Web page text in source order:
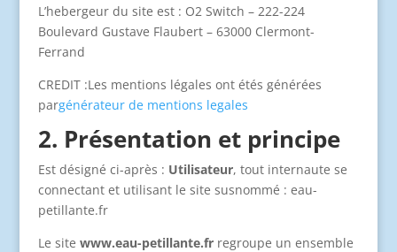
L’hebergeur du site est : O2 Switch – 222-224
Boulevard Gustave Flaubert – 63000 Clermont-
Ferrand
CREDIT :Les mentions légales ont étés générées
pargénérateur de mentions legales
2. Présentation et principe
Est désigné ci-après : Utilisateur, tout internaute se
connectant et utilisant le site susnommé : eau-
petillante.fr
Le site www.eau-petillante.fr regroupe un ensemble